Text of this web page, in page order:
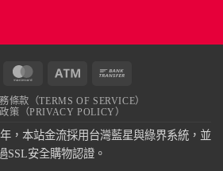
MasterCard Atm
條款（TERMS OF SERVICE）
策（PRIVACY POLICY）
，本站金流採用台灣藍星與綠界系統，並
SSL安全購物認證。